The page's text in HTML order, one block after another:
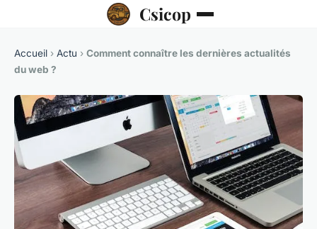
Csicop
Accueil › Actu › Comment connaître les dernières actualités
du web ?